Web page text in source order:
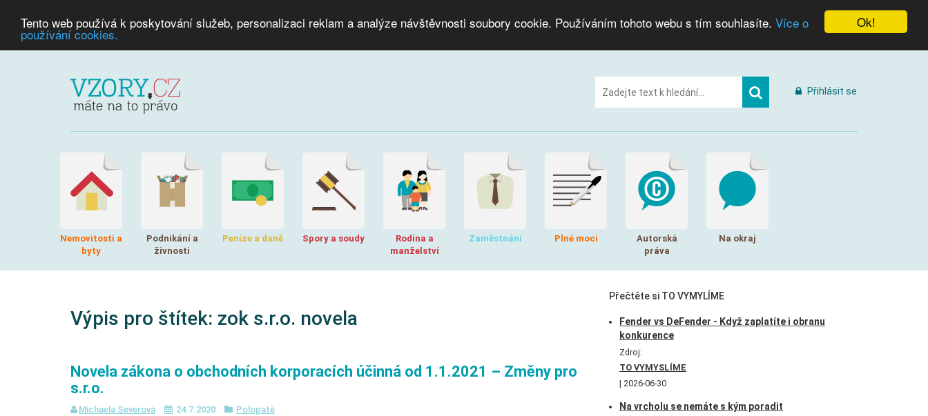
Ok!
Tento web používá k poskytování služeb, personalizaci reklam a analýze návštěvnosti soubory cookie. Používáním tohoto webu s tím souhlasíte. Více o
používání cookies.
Přihlásit se
Nemovitosti a
byty
Podnikání a
živnosti
Peníze a daně Spory a soudy
Rodina a
manželství
Zaměstnání Plné moci
Autorská
práva
Na okraj
Výpis pro štítek: zok s.r.o. novela
Novela zákona o obchodních korporacích účinná od 1.1.2021 – Změny pro
s.r.o.
Michaela Severová 24.7.2020
Polopatě
Přečtěte si TO VYMYLÍME
Fender vs DeFender - Když zaplatíte i obranu
konkurence
Zdroj:
TO VYMYSLÍME
2026-06-30
Na vrcholu se nemáte s kým poradit